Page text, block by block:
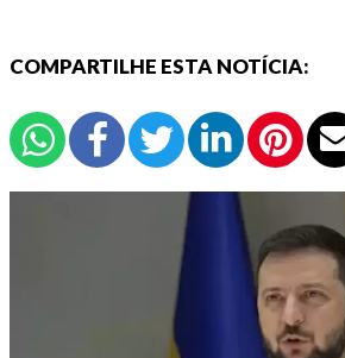
COMPARTILHE ESTA NOTÍCIA: